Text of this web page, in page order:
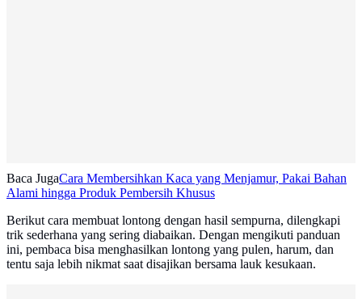
Baca JugaCara Membersihkan Kaca yang Menjamur, Pakai Bahan
Alami hingga Produk Pembersih Khusus
Berikut cara membuat lontong dengan hasil sempurna, dilengkapi
trik sederhana yang sering diabaikan. Dengan mengikuti panduan
ini, pembaca bisa menghasilkan lontong yang pulen, harum, dan
tentu saja lebih nikmat saat disajikan bersama lauk kesukaan.